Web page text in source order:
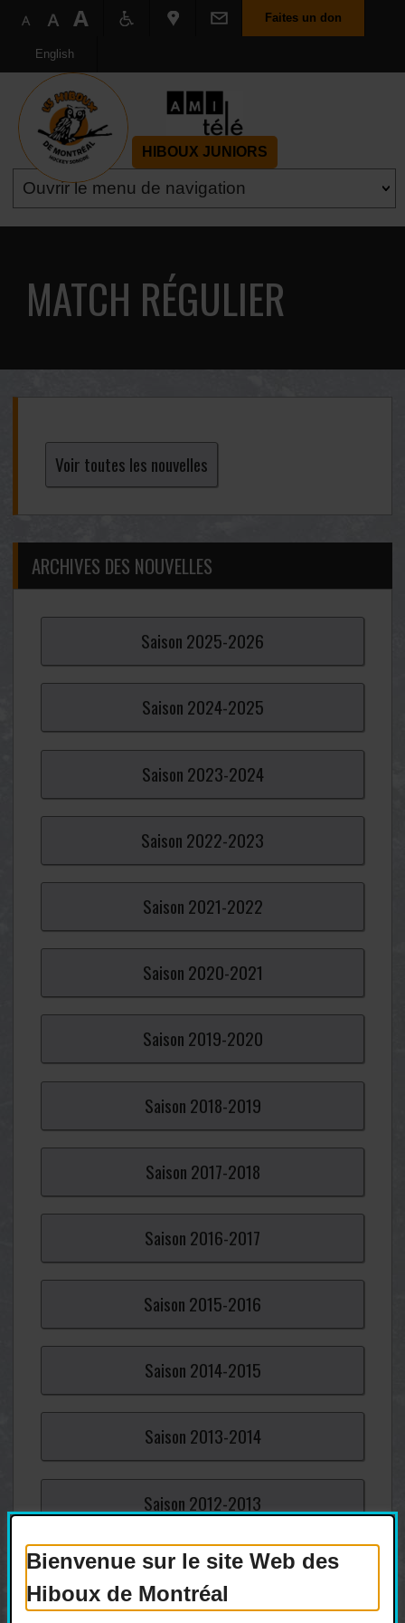
Bienvenue sur le site Web des
Hiboux de Montréal
Faites un don
English
HIBOUX JUNIORS
MATCH RÉGULIER
Voir toutes les nouvelles
ARCHIVES DES NOUVELLES
Saison 2025-2026
Saison 2024-2025
Saison 2023-2024
Saison 2022-2023
Saison 2021-2022
Saison 2020-2021
Saison 2019-2020
Saison 2018-2019
Saison 2017-2018
Saison 2016-2017
Saison 2015-2016
Saison 2014-2015
Saison 2013-2014
Saison 2012-2013
Saison2011-2012